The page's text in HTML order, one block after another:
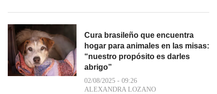
Cura brasileño que encuentra
hogar para animales en las misas:
“nuestro propósito es darles
abrigo”
02/08/2025 - 09:26
ALEXANDRA LOZANO